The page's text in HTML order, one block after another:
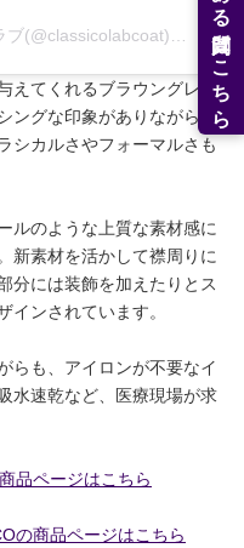
えてくれるブラウングレー
ングな印象がありながら
シカルさやフォーマルさも
ルのような上質な素材感に
新素材を活かして襟周りに
分には装飾を加えたりとス
インされています。
らも、アイロンが不要なイ
水速乾など、医療現場が求
品ページはこちら
の商品ページはこちら